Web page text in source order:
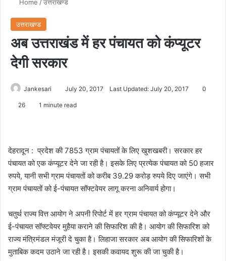
Home /उत्तराखण्ड
उत्तराखण्ड
अब उत्तराखंड में हर पंचायत को कंप्यूटर
देगी सरकार
Jankesari July 20, 2017 Last Updated: July 20, 2017 0
26 1 minute read
देहरादून : प्रदेश की 7853 ग्राम पंचायतों के लिए खुशखबरी। सरकार हर
पंचायत को एक कंप्यूटर देने जा रही है। इसके लिए प्रत्येक पंचायत को 50 हजार
रुपये, यानी सभी ग्राम पंचायतों को करीब 39.29 करोड़ रुपये दिए जाएंगे। सभी
ग्राम पंचायतों को ई-पंचायत सॉफ्टवेयर लागू करना अनिवार्य होगा।
चतुर्थ राज्य वित्त आयोग ने अपनी रिपोर्ट में हर ग्राम पंचायत को कंप्यूटर देने और
ई-पंचायत सॉफ्टवेयर मुहैया कराने की सिफारिश की है। आयोग की सिफारिश को
राज्य मंत्रिमंडल मंजूरी दे चुका है। लिहाजा सरकार अब आयोग की सिफारिशों के
मुताबिक कदम उठाने जा रही है। इसकी कवायद शुरू की जा चुकी है।